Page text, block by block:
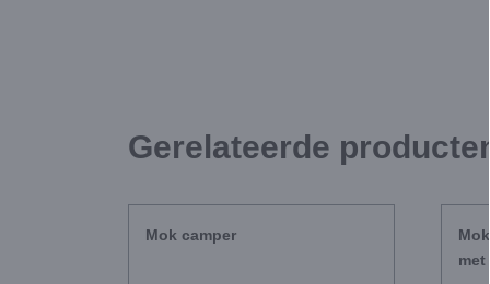
Gerelateerde producten
Mok camper
met